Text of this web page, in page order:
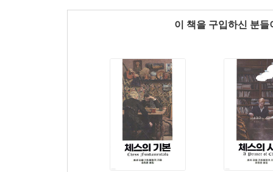
이 책을 구입하신 분